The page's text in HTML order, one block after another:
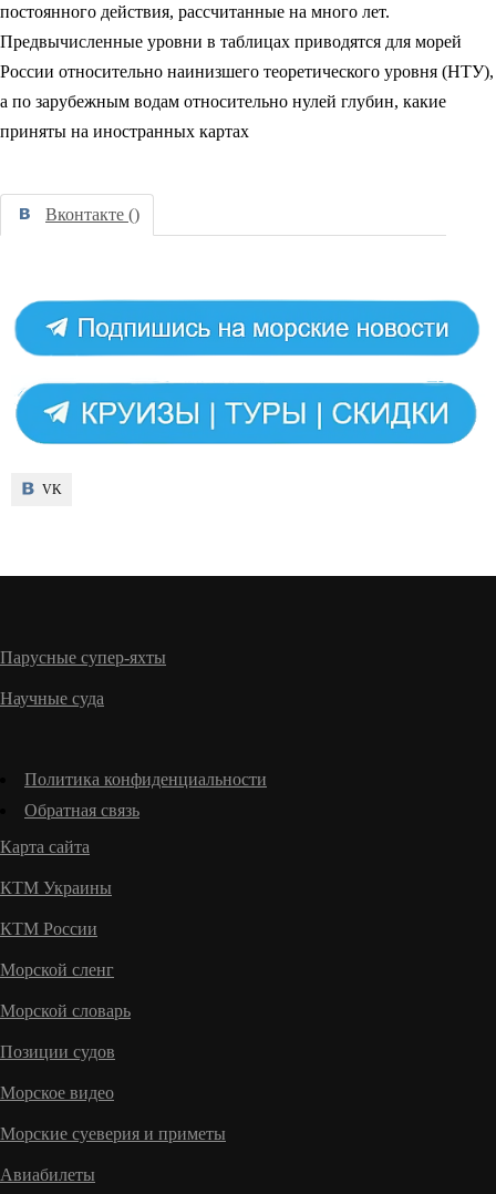
постоянного действия, рассчитанные на много лет.
Предвычисленные уровни в таблицах приводятся для морей
России относительно наинизшего теоретического уровня (НТУ),
а по зарубежным водам относительно нулей глубин, какие
приняты на иностранных картах
Вконтакте ()
VK
VK
Парусные супер-яхты
Научные суда
Политика конфиденциальности
Обратная связь
Карта сайта
КТМ Украины
КТМ России
Морской сленг
Морской словарь
Позиции судов
Морское видео
Морские суеверия и приметы
Авиабилеты